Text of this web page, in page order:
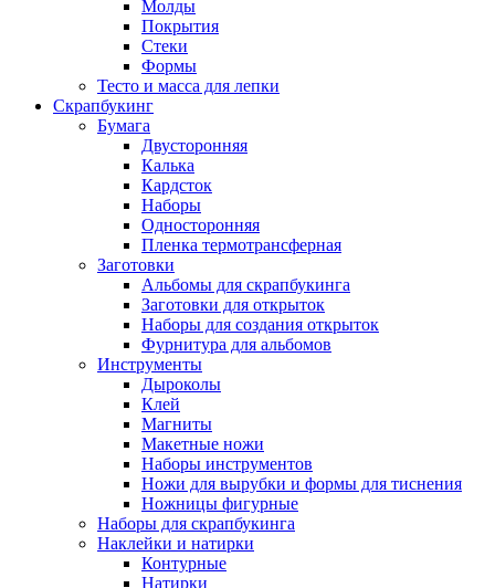
Молды
Покрытия
Стеки
Формы
Тесто и масса для лепки
Скрапбукинг
Бумага
Двусторонняя
Калька
Кардсток
Наборы
Односторонняя
Пленка термотрансферная
Заготовки
Альбомы для скрапбукинга
Заготовки для открыток
Наборы для создания открыток
Фурнитура для альбомов
Инструменты
Дыроколы
Клей
Магниты
Макетные ножи
Наборы инструментов
Ножи для вырубки и формы для тиснения
Ножницы фигурные
Наборы для скрапбукинга
Наклейки и натирки
Контурные
Натирки